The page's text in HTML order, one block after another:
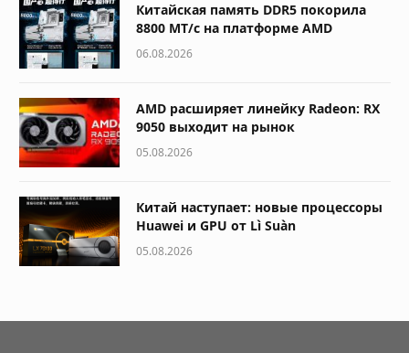
Китайская память DDR5 покорила
8800 МТ/с на платформе AMD
06.08.2026
AMD расширяет линейку Radeon: RX
9050 выходит на рынок
05.08.2026
Китай наступает: новые процессоры
Huawei и GPU от Lì Suàn
05.08.2026